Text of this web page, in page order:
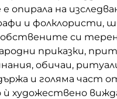
опирала на
и фолклористи,
си
приказки,
обичаи,
и голяма част
художествено